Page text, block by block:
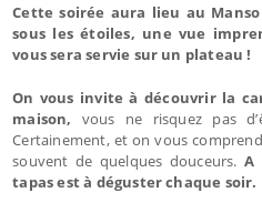
Cette soirée aura lieu au
sous les étoiles, une vue
vous sera servie sur un plateau !
On vous invite à découvrir la
maison, vous ne risquez pas
Certainement, et on vous
souvent de quelques douceurs. A
tapas est à déguster chaque soir.